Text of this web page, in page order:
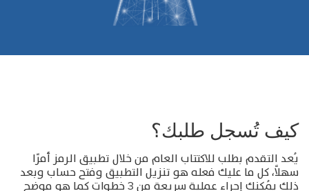
كيف تُسجل طلبك؟
يُعد التقدم بطلب للاكتتاب العام من خلال تطبيق الرمز أمرًا
سهلاً، كل ما عليك فعله هو تنزيل التطبيق وفتح حساب وبعد
ذلك يُمكنك إجراء عملية سريعة من 3 خطوات كما هو موضح